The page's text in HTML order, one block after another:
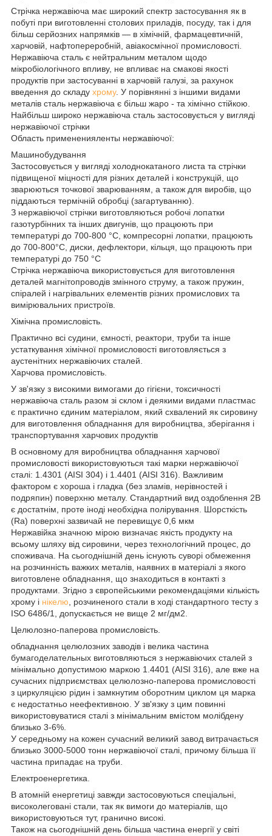
Стрічка нержавіюча має широкий спектр застосування як в
побуті при виготовленні столових приладів, посуду, так і для
більш серйозних напрямків — в хімічній, фармацевтичній,
харчовій, нафтопереробній, авіакосмічної промисловості.
Нержавіюча сталь є нейтральним металом щодо
мікробіологічного впливу, не впливає на смакові якості
продуктів при застосуванні в харчовій галузі, за рахунок
введення до складу хрому. У порівнянні з іншими видами
металів сталь нержавіюча є більш жаро - та хімічно стійкою.
Найбільш широко нержавіюча сталь застосовується у вигляді
нержавіючої стрічки
Область примененияленты нержавіючої:
Машинобудування
Застосовується у вигляді холоднокатаного листа та стрічки
підвищеної міцності для різних деталей і конструкцій, що
зварюються точкової зварюванням, а також для виробів, що
піддаються термічній обробці (загартуванню).
З нержавіючої стрічки виготовляються робочі лопатки
газотурбінних та інших двигунів, що працюють при
температурі до 700-800 °С, компресорні лопатки, працюють
до 700-800°С, диски, дефлектори, кільця, що працюють при
температурі до 750 °С
Стрічка нержавіюча використовується для виготовлення
деталей магнітопроводів змінного струму, а також пружин,
спіралей і нагрівальних елементів різних промислових та
вимірювальних пристроїв.
Хімічна промисловість.
Практично всі судини, ємності, реактори, труби та інше
устаткування хімічної промисловості виготовляється з
аустенітних нержавіючих сталей.
Харчова промисловість.
У зв'язку з високими вимогами до гігієни, токсичності
нержавіюча сталь разом зі склом і деякими видами пластмас
є практично єдиним матеріалом, який схвалений як сировину
для виготовлення обладнання для виробництва, зберігання і
транспортування харчових продуктів
В основному для виробництва обладнання харчової
промисловості використовуються такі марки нержавіючої
сталі: 1.4301 (AISI 304) і 1.4401 (AISI 316). Важливим
фактором є хороша і гладка (без зламів, нерівностей і
подряпин) поверхню металу. Стандартний вид оздоблення 2B
є достатнім, проте іноді необхідна полірування. Шорсткість
(Ra) поверхні зазвичай не перевищує 0,6 мкм
Нержавійка значною мірою визначає якість продукту на
всьому шляху від сировини, через технологічний процес, до
споживача. На сьогоднішній день існують суворі обмеження
на розчинність важких металів, наявних в матеріалі з якого
виготовлене обладнання, що знаходиться в контакті з
продуктами. Згідно з європейськими рекомендаціями кількість
хрому і нікелю , розчиненого стали в ході стандартного тесту з
ISO 6486/1, допускається не вище 2 мг/дм2.
Целюлозно-паперова промисловість.
обладнання целюлозних заводів і велика частина
бумагоделательных виготовляються з нержавіючих сталей з
мінімально допустимою маркою 1.4401 (AISI 316), але вже на
сучасних підприємствах целюлозно-паперова промисловості
з циркуляцією рідин і замкнутим оборотним циклом ця марка
є недостатньо неефективною. У зв'язку з цим повинні
використовуватися сталі з мінімальним вмістом молібдену
близько 3-6%.
У середньому на кожен сучасний великий завод витрачається
близько 3000-5000 тонн нержавіючої сталі, причому більша її
частина припадає на труби.
Електроенергетика.
В атомній енергетиці завжди застосовуються спеціальні,
високолеговані стали, так як вимоги до матеріалів, що
використовуються тут, гранично високі.
Також на сьогоднішній день більша частина енергії у світі